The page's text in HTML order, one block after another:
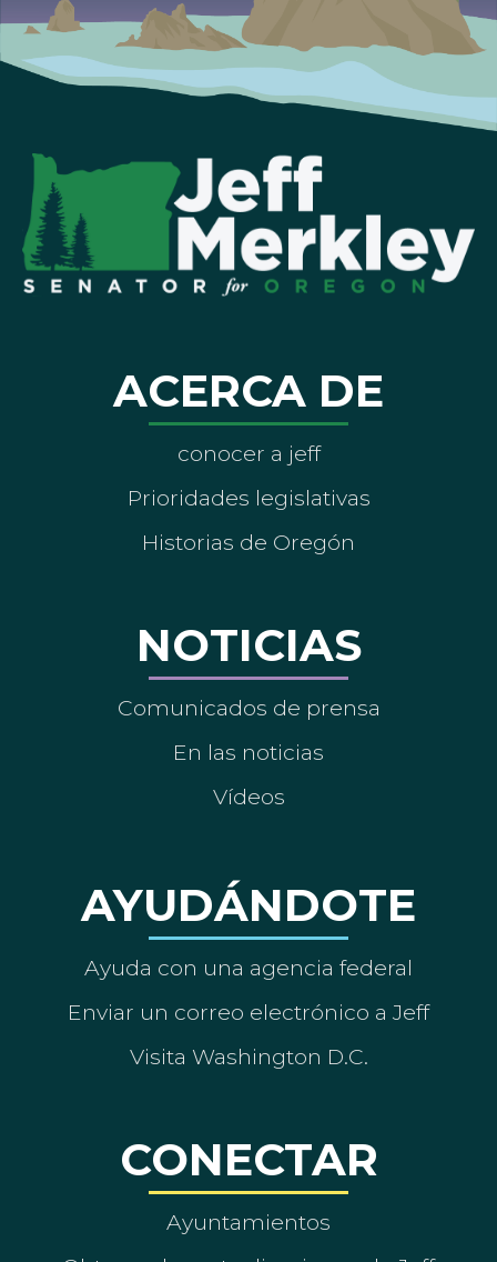
ACERCA DE
conocer a jeff
Prioridades legislativas
Historias de Oregón
NOTICIAS
Comunicados de prensa
En las noticias
Vídeos
AYUDÁNDOTE
Ayuda con una agencia federal
Enviar un correo electrónico a Jeff
Visita Washington D.C.
CONECTAR
Ayuntamientos